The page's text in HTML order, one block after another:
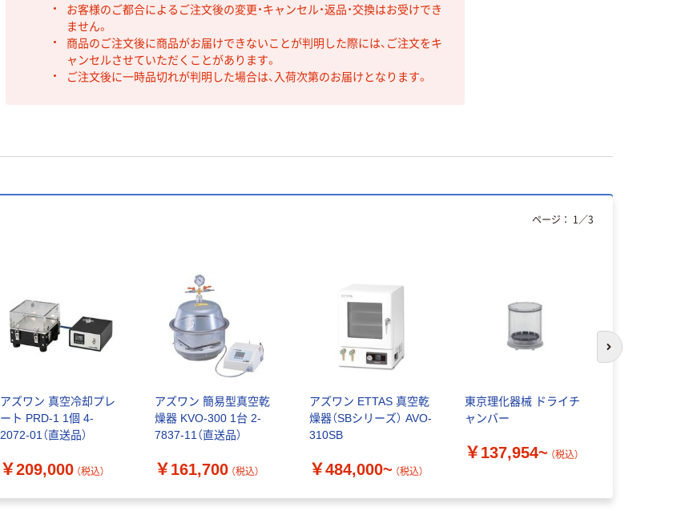
お客様のご都合によるご注文後の変更・キャンセル・返品・交換はお受けでき
ません。
商品のご注文後に商品がお届けできないことが判明した際には、ご注文をキ
ャンセルさせていただくことがあります。
ご注文後に一時品切れが判明した場合は、入荷次第のお届けとなります。
アズワン 真空冷却プレ
ート PRD-1 1個 4-
2072-01（直送品）
￥209,000 （税込）
アズワン 簡易型真空乾
燥器 KVO-300 1台 2-
7837-11（直送品）
￥161,700 （税込）
アズワン ETTAS 真空乾
燥器（SBシリーズ） AVO-
310SB
￥484,000~ （税込）
東京理化器械 ドライチ
ャンバー
￥137,954~ （税込）
ページ： 1 ／3
次のスライド